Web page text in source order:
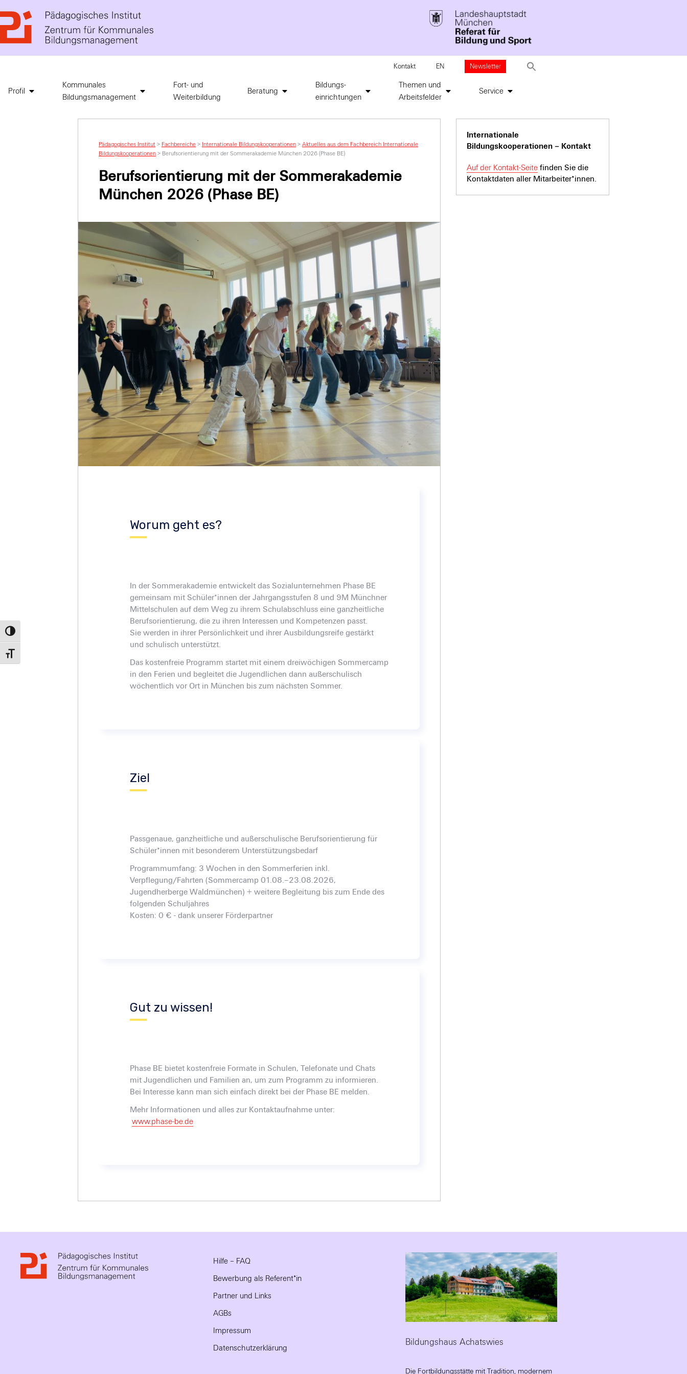
Umschalten auf hohe Kontraste
Schrift vergrößern
Kontakt EN Newsletter
Profil
Kommunales
Bildungsmanagement
Fort- und
Weiterbildung
Beratung
Bildungs-
einrichtungen
Themen und
Arbeitsfelder
Service
Pädagogisches Institut > Fachbereiche > Internationale Bildungskooperationen > Aktuelles aus dem Fachbereich Internationale
Bildungskooperationen > Berufsorientierung mit der Sommerakademie München 2026 (Phase BE)
Berufsorientierung mit der Sommerakademie
München 2026 (Phase BE)
Worum geht es?
In der Sommerakademie entwickelt das Sozialunternehmen Phase BE
gemeinsam mit Schüler*innen der Jahrgangsstufen 8 und 9M Münchner
Mittelschulen auf dem Weg zu ihrem Schulabschluss eine ganzheitliche
Berufsorientierung, die zu ihren Interessen und Kompetenzen passt.
Sie werden in ihrer Persönlichkeit und ihrer Ausbildungsreife gestärkt
und schulisch unterstützt.
Das kostenfreie Programm startet mit einem dreiwöchigen Sommercamp
in den Ferien und begleitet die Jugendlichen dann außerschulisch
wöchentlich vor Ort in München bis zum nächsten Sommer.
Ziel
Passgenaue, ganzheitliche und außerschulische Berufsorientierung für
Schüler*innen mit besonderem Unterstützungsbedarf
Programmumfang: 3 Wochen in den Sommerferien inkl.
Verpflegung/Fahrten (Sommercamp 01.08.–23.08.2026,
Jugendherberge Waldmünchen) + weitere Begleitung bis zum Ende des
folgenden Schuljahres
Kosten: 0 € - dank unserer Förderpartner
Gut zu wissen!
Phase BE bietet kostenfreie Formate in Schulen, Telefonate und Chats
mit Jugendlichen und Familien an, um zum Programm zu informieren.
Bei Interesse kann man sich einfach direkt bei der Phase BE melden.
Mehr Informationen und alles zur Kontaktaufnahme unter:
www.phase-be.de
Internationale
Bildungskooperationen – Kontakt
Auf der Kontakt-Seite finden Sie die
Kontaktdaten aller Mitarbeiter*innen.
Hilfe – FAQ
Bewerbung als Referent*in
Partner und Links
AGBs
Impressum
Datenschutzerklärung
Bildungshaus Achatswies
Die Fortbildungsstätte mit Tradition, modernem